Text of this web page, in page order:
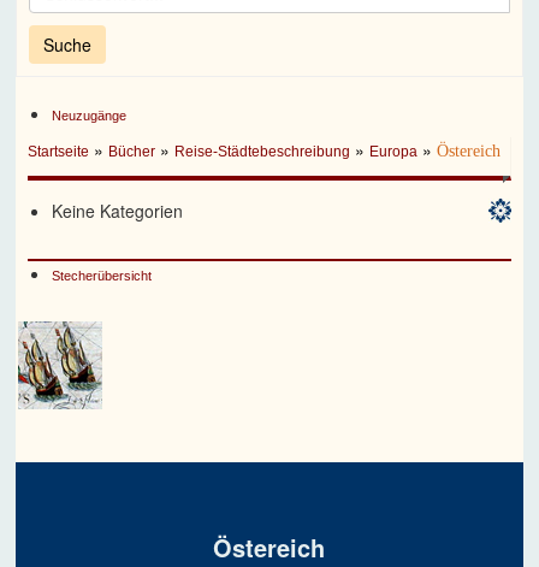
Neuzugänge
Startseite » Bücher » Reise-Städtebeschreibung » Europa »Östereich
Keine Kategorien
Stecherübersicht
Östereich